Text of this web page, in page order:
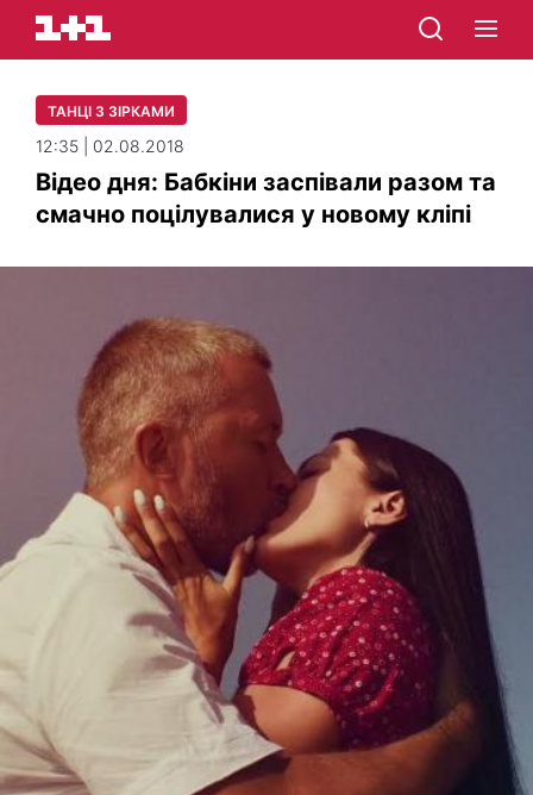
ТАНЦІ З ЗІРКАМИ
12:35 | 02.08.2018
Відео дня: Бабкіни заспівали разом та
смачно поцілувалися у новому кліпі